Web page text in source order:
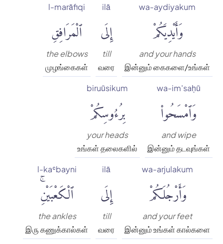
wa-aydiyakum
وَأَيْدِيَكُمْ
and your hands
இன்னும் கைகளை/உங்கள்
ilā
إِلَى
till
வரை
l-marāfiqi
ٱلْمَرَافِقِ
the elbows
முழங்கைகள்
wa-im'saḥū
وَٱمْسَحُوا۟
and wipe
இன்னும் தடவுங்கள்
biruūsikum
بِرُءُوسِكُمْ
your heads
உங்கள் தலைகளில்
wa-arjulakum
وَأَرْجُلَكُمْ
and your feet
இன்னும் உங்கள் கால்களை
ilā
إِلَى
till
வரை
l-kaʿbayni
ٱلْكَعْبَيْنِۚ
the ankles
இரு கணுக்கால்கள்